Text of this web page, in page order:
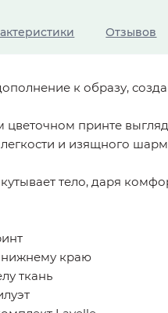
Отзывов
к образу,
цветочном принте
и изящного
тело, даря
краю
ткань